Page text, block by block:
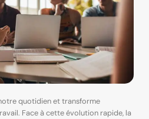
quotidien et transforme
Face à cette évolution rapide, la